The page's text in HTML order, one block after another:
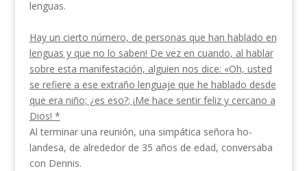
lenguas.
Hay un cierto número, de personas que han hablado en
lenguas y que no lo saben! De vez en cuando, al hablar
sobre esta manifestación, alguien nos dice: «Oh, usted
se refiere a ese extraño lenguaje que he hablado desde
que era niño; ¿es eso?; ¡Me hace sentir feliz y cercano a
Dios! *
Al terminar una reunión, una simpática señora ho­
landesa, de alrededor de 35 años de edad, conversaba
con Dennis.